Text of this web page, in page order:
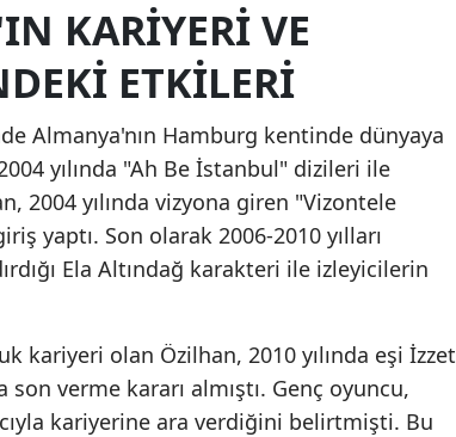
KARIYERI VE
ETKILERI
Almanya'nın Hamburg kentinde dünyaya
yılında "Ah Be İstanbul" dizileri ile
2004 yılında vizyona giren "Vizontele
yaptı. Son olarak 2006-2010 yılları
Ela Altındağ karakteri ile izleyicilerin
kariyeri olan Özilhan, 2010 yılında eşi İzzet
verme kararı almıştı. Genç oyuncu,
kariyerine ara verdiğini belirtmişti. Bu